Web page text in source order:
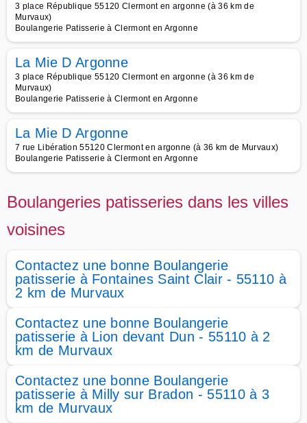
3 place République 55120 Clermont en argonne (à 36 km de
Murvaux)
Boulangerie Patisserie à Clermont en Argonne
La Mie D Argonne
3 place République 55120 Clermont en argonne (à 36 km de
Murvaux)
Boulangerie Patisserie à Clermont en Argonne
La Mie D Argonne
7 rue Libération 55120 Clermont en argonne (à 36 km de Murvaux)
Boulangerie Patisserie à Clermont en Argonne
Boulangeries patisseries dans les villes
voisines
Contactez une bonne Boulangerie
patisserie à Fontaines Saint Clair - 55110 à
2 km de Murvaux
Contactez une bonne Boulangerie
patisserie à Lion devant Dun - 55110 à 2
km de Murvaux
Contactez une bonne Boulangerie
patisserie à Milly sur Bradon - 55110 à 3
km de Murvaux